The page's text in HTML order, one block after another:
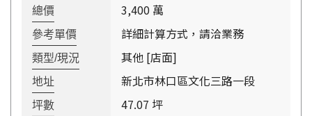
總價 3,400 萬
參考單價 詳細計算方式，請洽業務
類型/現況 其他 [店面]
地址 新北市林口區文化三路一段
坪數 47.07 坪